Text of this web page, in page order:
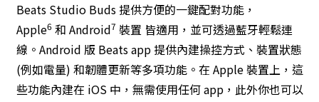
Beats Studio Buds 提供方便的一鍵配對功能，
Apple6和 Android7 裝置 皆適用，並可透過藍牙輕鬆連
線。Android 版 Beats app 提供內建操控方式、裝置狀態
(例如電量) 和韌體更新等多項功能。在 Apple 裝置上，這
些功能內建在 iOS 中，無需使用任何 app，此外你也可以